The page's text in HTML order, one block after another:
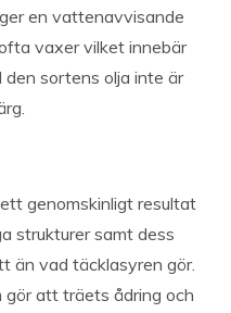
en vattenavvisande
vaxer vilket innebär
sortens olja inte är
genomskinligt resultat
strukturer samt dess
än vad täcklasyren gör.
gör att träets ådring och